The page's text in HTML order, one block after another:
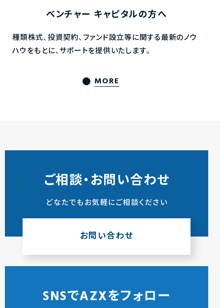
ベンチャー キャピタルの方へ
種類株式、投資契約、ファンド設立等に関する最新のノウ
ハウをもとに、サポートを提供いたします。
MORE
ご相談・お問い合わせ
どなたでもお気軽にご相談ください
お問い合わせ
SNSでAZXをフォロー